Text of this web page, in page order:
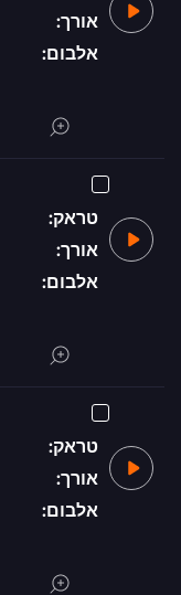
אורך:
אלבום:
טראק:
אורך:
אלבום:
טראק:
אורך:
אלבום: